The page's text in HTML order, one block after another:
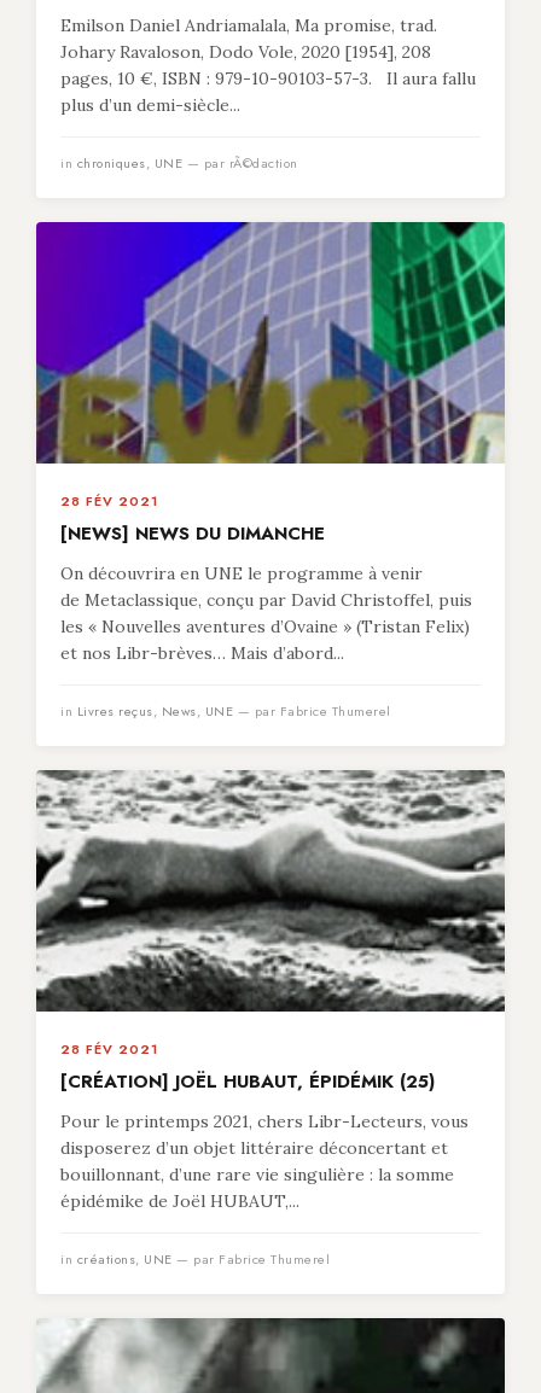
Emilson Daniel Andriamalala, Ma promise, trad.
Johary Ravaloson, Dodo Vole, 2020 [1954], 208
pages, 10 €, ISBN : 979-10-90103-57-3. Il aura fallu
plus d’un demi-siècle...
in chroniques, UNE — par rÃ©daction
28 FÉV 2021
[NEWS] NEWS DU DIMANCHE
On découvrira en UNE le programme à venir
de Metaclassique, conçu par David Christoffel, puis
les « Nouvelles aventures d’Ovaine » (Tristan Felix)
et nos Libr-brèves… Mais d’abord...
in Livres reçus, News, UNE — par Fabrice Thumerel
28 FÉV 2021
[CRÉATION] JOËL HUBAUT, ÉPIDÉMIK (25)
Pour le printemps 2021, chers Libr-Lecteurs, vous
disposerez d’un objet littéraire déconcertant et
bouillonnant, d’une rare vie singulière : la somme
épidémike de Joël HUBAUT,...
in créations, UNE — par Fabrice Thumerel